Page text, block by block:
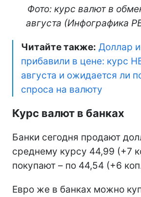
Фото: курс валют в
августа (Инфографика
Читайте также: Доллар
прибавили в цене: курс
августа и ожидается ли
спроса на валюту
Курс валют в банках
Банки сегодня продают
среднему курсу 44,99 (+7
покупают – по 44,54 (+6
Евро же в банках можно